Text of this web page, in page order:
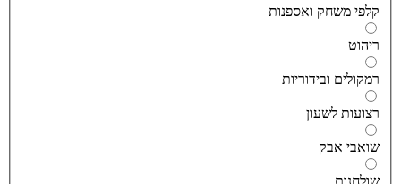
משחק ואספנות
ובידוריות
לשעון
אבק